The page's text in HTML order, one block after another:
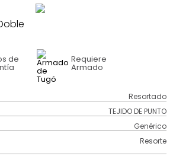
de Requiere
Armado
Resortado
TEJIDO DE PUNTO
Genérico
Resorte